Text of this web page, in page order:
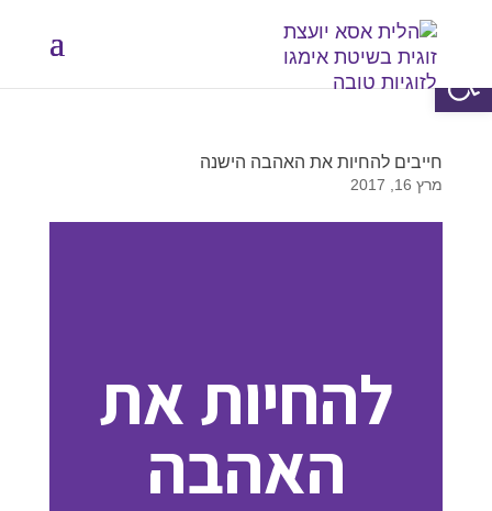
חייבים להחיות את האהבה הישנה
מרץ 16, 2017
להחיות את
האהבה
פתח סרגל נגישות